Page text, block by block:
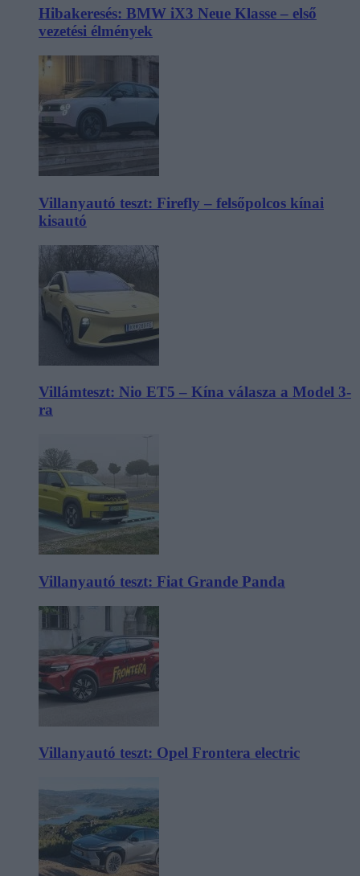
Hibakeresés: BMW iX3 Neue Klasse – első
vezetési élmények
Villanyautó teszt: Firefly – felsőpolcos kínai
kisautó
Villámteszt: Nio ET5 – Kína válasza a Model 3-
ra
Villanyautó teszt: Fiat Grande Panda
Villanyautó teszt: Opel Frontera electric